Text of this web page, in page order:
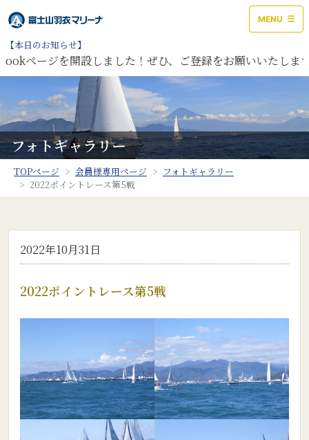
MENU
【本日のお知らせ】
開設しました！ぜひ、ご登録をお願いいたします。
フォトギャラリー
TOPページ 会員様専用ページ
フォトギャラリー
2022ポイントレース第5戦
2022年10月31日
2022ポイントレース第5戦